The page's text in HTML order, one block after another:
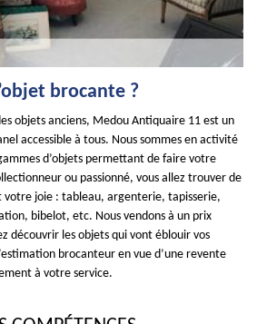
brocante ?
objets anciens, Medou Antiquaire 11 est un
accessible à tous. Nous sommes en activité
d’objets permettant de faire votre
ou passionné, vous allez trouver de
votre joie : tableau, argenterie, tapisserie,
bibelot, etc. Nous vendons à un prix
découvrir les objets qui vont éblouir vos
brocanteur en vue d’une revente
à votre service.